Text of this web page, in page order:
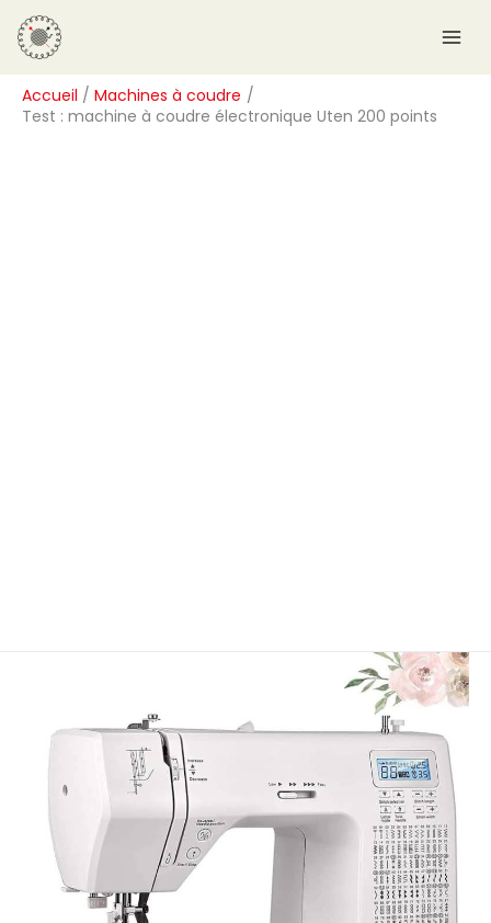
Aller
au
contenu
Accueil
Machines à coudre
Test : machine à coudre électronique Uten 200 points
R
e
c
h